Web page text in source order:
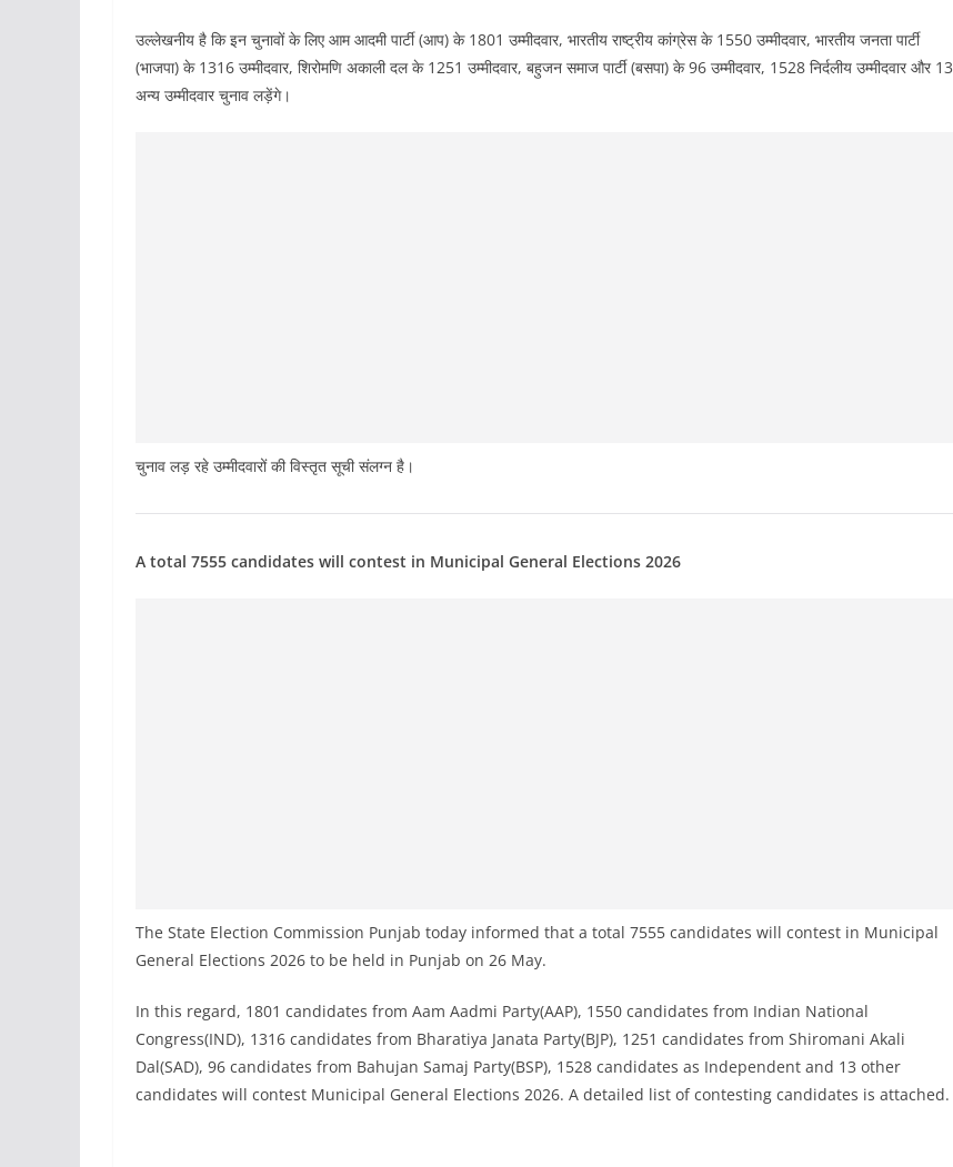
उल्लेखनीय है कि इन चुनावों के लिए आम आदमी पार्टी (आप) के 1801 उम्मीदवार, भारतीय राष्ट्रीय कांग्रेस के 1550 उम्मीदवार, भारतीय जनता पार्टी
(भाजपा) के 1316 उम्मीदवार, शिरोमणि अकाली दल के 1251 उम्मीदवार, बहुजन समाज पार्टी (बसपा) के 96 उम्मीदवार, 1528 निर्दलीय उम्मीदवार और 13
अन्य उम्मीदवार चुनाव लड़ेंगे।
चुनाव लड़ रहे उम्मीदवारों की विस्तृत सूची संलग्न है।
A total 7555 candidates will contest in Municipal General Elections 2026
The State Election Commission Punjab today informed that a total 7555 candidates will contest in Municipal
General Elections 2026 to be held in Punjab on 26 May.
In this regard, 1801 candidates from Aam Aadmi Party(AAP), 1550 candidates from Indian National
Congress(IND), 1316 candidates from Bharatiya Janata Party(BJP), 1251 candidates from Shiromani Akali
Dal(SAD), 96 candidates from Bahujan Samaj Party(BSP), 1528 candidates as Independent and 13 other
candidates will contest Municipal General Elections 2026. A detailed list of contesting candidates is attached.